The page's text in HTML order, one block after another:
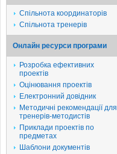
Спільнота координаторів
Спільнота тренерів
Онлайн ресурси програми
Розробка ефективних
проектів
Оцінювання проектів
Електронний довідник
Методичні рекомендації для
тренерів-методистів
Приклади проектів по
предметах
Шаблони документів